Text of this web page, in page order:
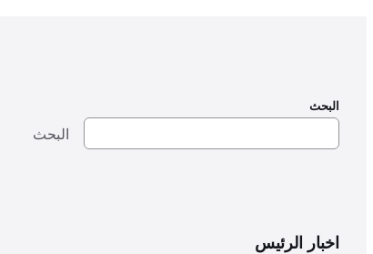
البحث
البحث
اخبار الرئيس